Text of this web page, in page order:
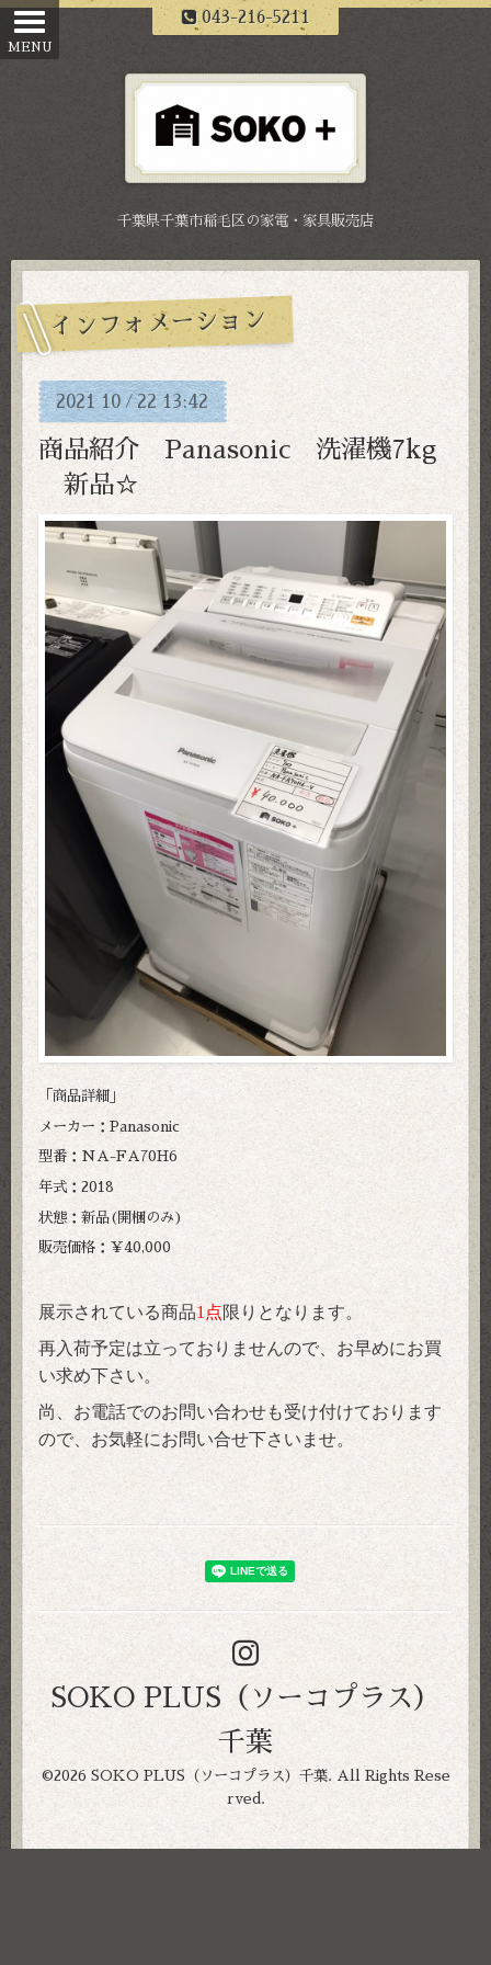
043-216-5211
千葉県千葉市稲毛区の家電・家具販売店
インフォメーション
2021 10 /22 13:42
商品紹介 Panasonic 洗濯機7kg
新品☆
「商品詳細」
メーカー：Panasonic
型番：NA-FA70H6
年式：2018
状態：新品(開梱のみ)
販売価格：￥40,000
展示されている商品1点限りとなります。
再入荷予定は立っておりませんので、お早めにお買
い求め下さい。
尚、お電話でのお問い合わせも受け付けております
ので、お気軽にお問い合せ下さいませ。
SOKO PLUS（ソーコプラス）
千葉
©2026 SOKO PLUS（ソーコプラス）千葉. All Rights Rese
rved.